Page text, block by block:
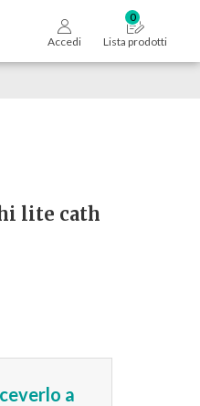
Accedi Lista prodotti
lite cath
a